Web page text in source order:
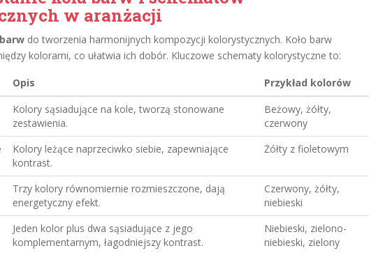
w aranżacji
do tworzenia harmonijnych kompozycji kolorystycznych. Koło barw
kolorami, co ułatwia ich dobór. Kluczowe schematy kolorystyczne to:
Opis
Przykład kolorów
Kolory sąsiadujące na kole, tworzą stonowane
zestawienia.
Beżowy, żółty,
czerwony
Kolory leżące naprzeciwko siebie, zapewniające
kontrast.
Żółty z fioletowym
Trzy kolory równomiernie rozmieszczone, dają
energetyczny efekt.
Czerwony, żółty,
niebieski
Jeden kolor plus dwa sąsiadujące z jego
komplementarnym, łagodniejszy kontrast.
Niebieski, zielono-
niebieski, zielony